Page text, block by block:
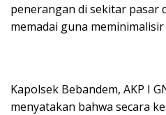
penerangan di sekitar pasar
memadai guna
​Kapolsek Bebandem, AKP I
menyatakan bahwa secara